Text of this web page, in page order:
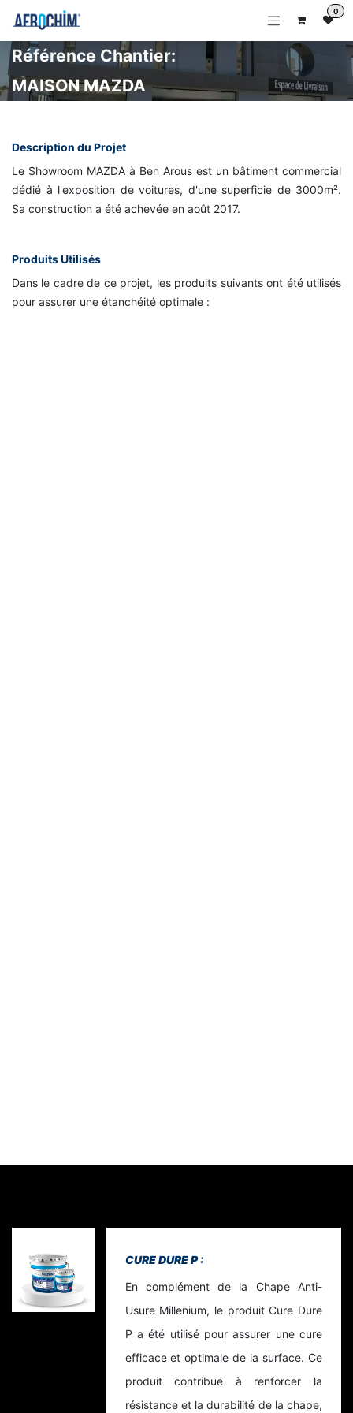
Se rendre au contenu 0
Référence Chantier:
MAISON MAZDA
Description du Projet
Le Showroom MAZDA à Ben Arous est un bâtiment commercial
dédié à l'exposition de voitures, d'une superficie de 3000m².
Sa construction a été achevée en août 2017.
Produits Utilisés
Dans le cadre de ce projet, les produits suivants ont été utilisés
pour assurer une étanchéité optimale :
CURE DURE P :
En complément de la Chape Anti-
Usure Millenium, le produit Cure Dure
P a été utilisé pour assurer une cure
efficace et optimale de la surface. Ce
produit contribue à renforcer la
résistance et la durabilité de la chape,